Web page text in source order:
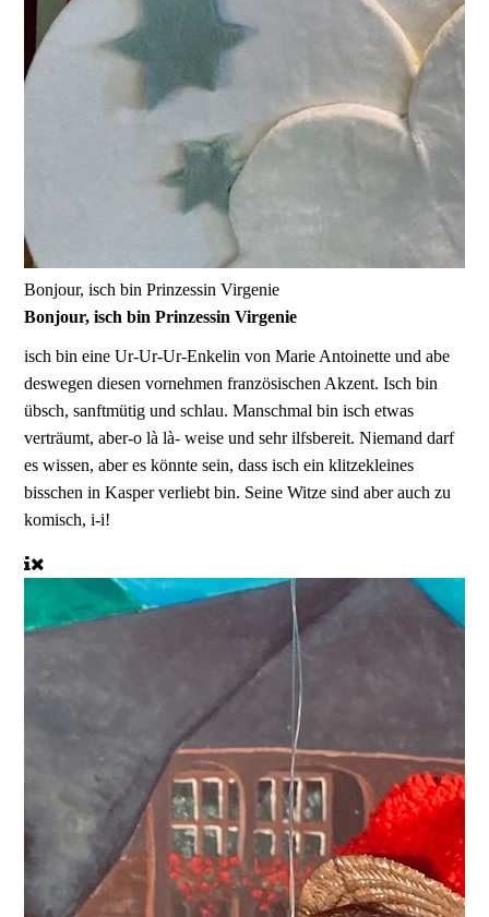
Bonjour, isch bin Prinzessin Virgenie
Bonjour, isch bin Prinzessin Virgenie
isch bin eine Ur-Ur-Ur-Enkelin von Marie Antoinette und abe
deswegen diesen vornehmen französischen Akzent. Isch bin
übsch, sanftmütig und schlau. Manschmal bin isch etwas
verträumt, aber-o là là- weise und sehr ilfsbereit. Niemand darf
es wissen, aber es könnte sein, dass isch ein klitzekleines
bisschen in Kasper verliebt bin. Seine Witze sind aber auch zu
komisch, i-i!